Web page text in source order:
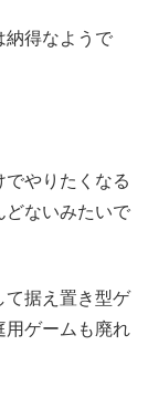
納得なようで
やりたくなる
どないみたいで
て据え置き型ゲ
用ゲームも廃れ